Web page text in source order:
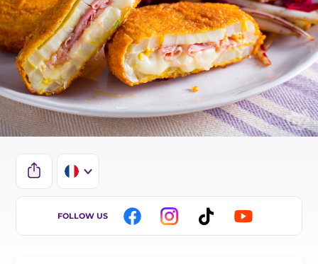
IT
FOLLOW US